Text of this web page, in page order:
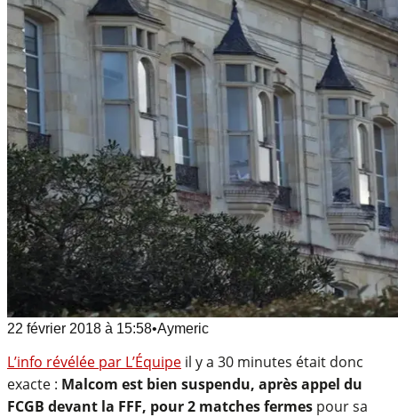
22 février 2018 à 15:58•Aymeric
L’info révélée par L’Équipe il y a 30 minutes était donc
exacte : Malcom est bien suspendu, après appel du
FCGB devant la FFF, pour 2 matches fermes pour sa